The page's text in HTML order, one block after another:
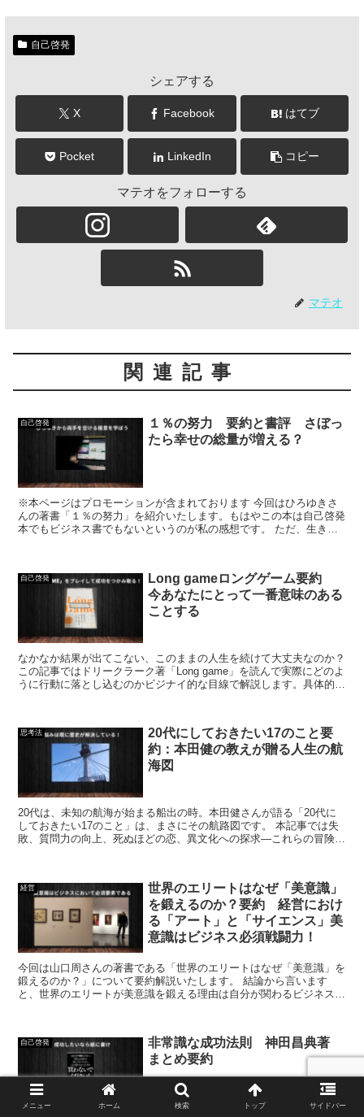
自己啓発
シェアする
X Facebook はてブ
Pocket LinkedIn コピー
マテオをフォローする
マテオ
関連記事
自己啓発
１％の努力 要約と書評 さぼっ
たら幸せの総量が増える？
※本ページはプロモーションが含まれております 今回はひろゆきさ
んの著書「１％の努力」を紹介いたします。もはやこの本は自己啓発
本でもビジネス書でもないというのが私の感想です。 ただ、生きて
自己啓発
Long gameロングゲーム要約
今あなたにとって一番意味のある
ことする
なかなか結果が出てこない、このままの人生を続けて大丈夫なのか？
この記事ではドリークラーク著「Long game」を読んで実際にどのよ
うに行動に落とし込むのかビジナイ的な目線で解説します。具体的に
思考法
20代にしておきたい17のこと要
約：本田健の教えが贈る人生の航
海図
20代は、未知の航海が始まる船出の時。本田健さんが語る「20代に
しておきたい17のこと」は、まさにその航路図です。 本記事では失
敗、質問力の向上、死ぬほどの恋、異文化への探求―これらの冒険が
経営
世界のエリートはなぜ「美意識」
を鍛えるのか？要約 経営におけ
る「アート」と「サイエンス」美
意識はビジネス必須戦闘力！
今回は山口周さんの著書である「世界のエリートはなぜ「美意識」を
鍛えるのか？」について要約解説いたします。 結論から言います
と、世界のエリートが美意識を鍛える理由は自分が関わるビジネスを
自己啓発
非常識な成功法則 神田昌典著
まとめ要約
メニュー ホーム 検索 トップ サイドバー